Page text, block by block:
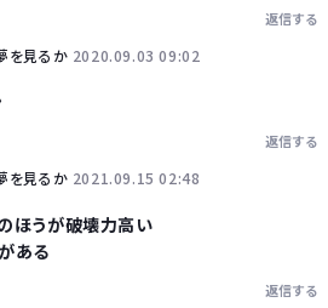
返信する
を見るか 2020.09.03 09:02
返信する
を見るか 2021.09.15 02:48
ほうが破壊力高い
ある
返信する